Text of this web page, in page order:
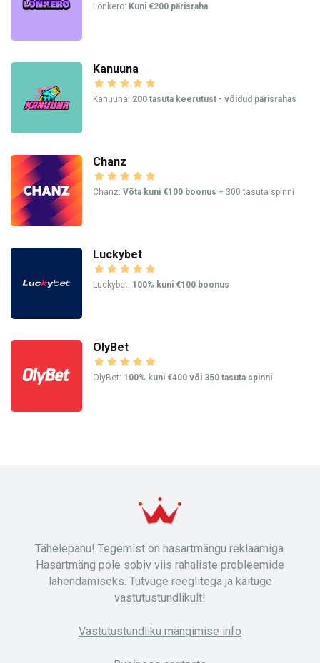
Lonkero: Kuni €200 pärisraha
Kanuuna
Kanuuna: 200 tasuta keerutust - võidud pärisrahas
Chanz
Chanz: Võta kuni €100 boonus + 300 tasuta spinni
Luckybet
Luckybet: 100% kuni €100 boonus
OlyBet
OlyBet: 100% kuni €400 või 350 tasuta spinni
Tähelepanu! Tegemist on hasartmängu reklaamiga.
Hasartmäng pole sobiv viis rahaliste probleemide
lahendamiseks. Tutvuge reeglitega ja käituge
vastutustundlikult!
Vastutustundliku mängimise info